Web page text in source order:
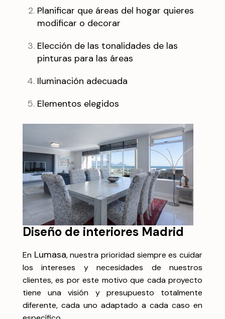
Planificar que áreas del hogar quieres
modificar o decorar
Elección de las tonalidades de las
pinturas para las áreas
Iluminación adecuada
Elementos elegidos
Diseño de interiores Madrid
En Lumasa, nuestra prioridad siempre es cuidar
los intereses y necesidades de nuestros
clientes, es por este motivo que cada proyecto
tiene una visión y presupuesto totalmente
diferente, cada uno adaptado a cada caso en